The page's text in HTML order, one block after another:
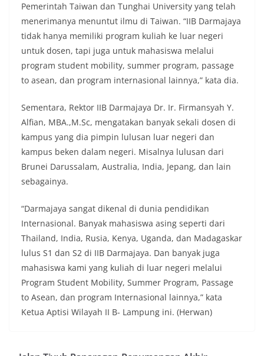
Pemerintah Taiwan dan Tunghai University yang telah
menerimanya menuntut ilmu di Taiwan. “IIB Darmajaya
tidak hanya memiliki program kuliah ke luar negeri
untuk dosen, tapi juga untuk mahasiswa melalui
program student mobility, summer program, passage
to asean, dan program internasional lainnya,” kata dia.
Sementara, Rektor IIB Darmajaya Dr. Ir. Firmansyah Y.
Alfian, MBA.,M.Sc, mengatakan banyak sekali dosen di
kampus yang dia pimpin lulusan luar negeri dan
kampus beken dalam negeri. Misalnya lulusan dari
Brunei Darussalam, Australia, India, Jepang, dan lain
sebagainya.
“Darmajaya sangat dikenal di dunia pendidikan
Internasional. Banyak mahasiswa asing seperti dari
Thailand, India, Rusia, Kenya, Uganda, dan Madagaskar
lulus S1 dan S2 di IIB Darmajaya. Dan banyak juga
mahasiswa kami yang kuliah di luar negeri melalui
Program Student Mobility, Summer Program, Passage
to Asean, dan program Internasional lainnya,” kata
Ketua Aptisi Wilayah II B- Lampung ini. (Herwan)